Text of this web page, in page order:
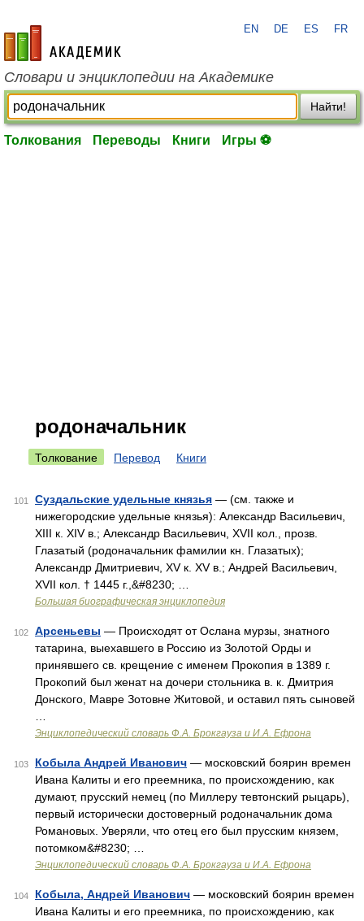
academic.ru
EN DE ES FR
Словари и энциклопедии на Академике
Найти!
Толкования Переводы Книги Игры ⚽
родоначальник
Толкование Перевод Книги
101 Суздальские удельные князья — (см. также и
нижегородские удельные князья): Александр Васильевич,
ХIII к. XIV в.; Александр Васильевич, XVII кол., прозв.
Глазатый (родоначальник фамилии кн. Глазатых);
Александр Дмитриевич, XV к. XV в.; Андрей Васильевич,
XVII кол. † 1445 г.,&#8230; …
Большая биографическая энциклопедия
102 Арсеньевы — Происходят от Ослана мурзы, знатного
татарина, выехавшего в Россию из Золотой Орды и
принявшего св. крещение с именем Прокопия в 1389 г.
Прокопий был женат на дочери стольника в. к. Дмитрия
Донского, Мавре Зотовне Житовой, и оставил пять сыновей
Энциклопедический словарь Ф.А. Брокгауза и И.А. Ефрона
103 Кобыла Андрей Иванович — московский боярин времен
Ивана Калиты и его преемника, по происхождению, как
думают, прусский немец (по Миллеру тевтонский рыцарь),
первый исторически достоверный родоначальник дома
Романовых. Уверяли, что отец его был прусским князем,
потомком&#8230; …
Энциклопедический словарь Ф.А. Брокгауза и И.А. Ефрона
104 Кобыла, Андрей Иванович — московский боярин времен
Ивана Калиты и его преемника, по происхождению, как